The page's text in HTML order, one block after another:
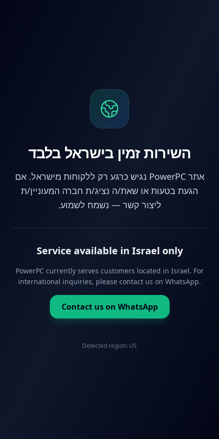
השירות זמין בישראל בלבד
אתר PowerPC נגיש כרגע רק ללקוחות מישראל. אם
הגעת בטעות או שאת/ה נציג/ת חברה המעוניין/ת
ליצור קשר — נשמח לשמוע.
Service available in Israel only
PowerPC currently serves customers located in Israel. For
international inquiries, please contact us on WhatsApp.
Contact us on WhatsApp
Detected region: US